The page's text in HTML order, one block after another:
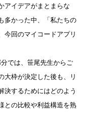
アイデアがまとまらな
多かった中、「私たちの
今回のマイコードアプリ
では、笹尾先生からご
大枠が決定した後も、リ
決するためにはどのよう
との比較や利益構造を熟